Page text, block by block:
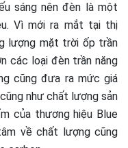
sáng nên đèn là một
Vì mới ra mắt tại thị
lượng mặt trời ốp trần
các loại đèn trần năng
cũng đưa ra mức giá
như chất lượng sản
của thương hiệu Blue
về chất lượng cũng